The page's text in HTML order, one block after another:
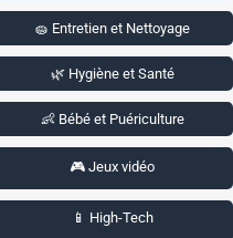
🧽 Entretien et Nettoyage
🌿 Hygiène et Santé
👶 Bébé et Puériculture
🎮 Jeux vidéo
📱 High-Tech